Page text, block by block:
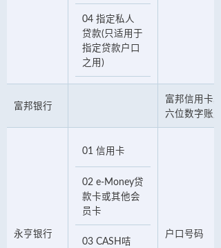
04 指定私人
贷款(只适用于
指定贷款户口
之用)
富邦银行
富邦信用卡,
六位数字账
永亨银行
01 信用卡
02 e-Money贷
款卡或其他会
员卡
03 CASH咭
户口号码